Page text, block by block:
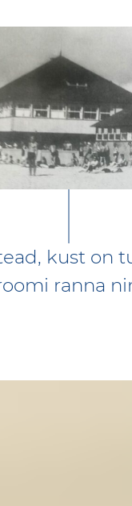
kust on
ranna